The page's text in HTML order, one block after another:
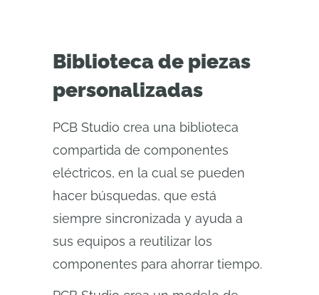
Biblioteca de piezas
personalizadas
PCB Studio crea una biblioteca
compartida de componentes
eléctricos, en la cual se pueden
hacer búsquedas, que está
siempre sincronizada y ayuda a
sus equipos a reutilizar los
componentes para ahorrar tiempo.